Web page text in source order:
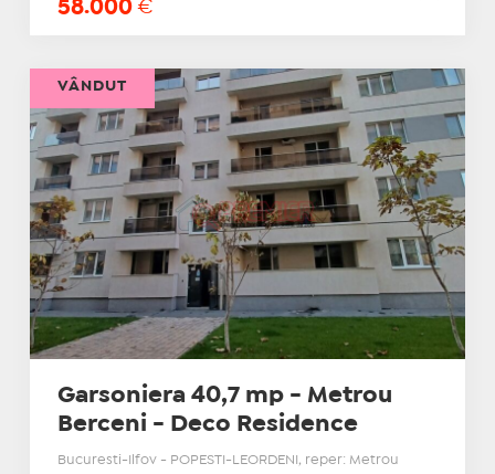
58.000 €
Garsoniera 40,7 mp - Metrou
Berceni - Deco Residence
Bucuresti-Ilfov - POPESTI-LEORDENI, reper: Metrou
VÂNDUT